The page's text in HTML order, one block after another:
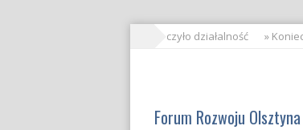
» FRO zakończyło działalność »
Forum Rozwoju Olsztyna